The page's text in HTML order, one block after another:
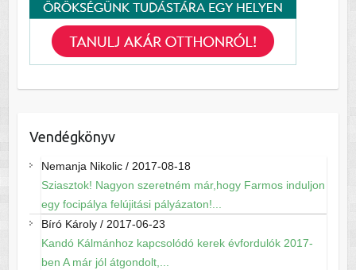
Vendégkönyv
Nemanja Nikolic/ 2017-08-18
Sziasztok! Nagyon szeretném már,hogy Farmos induljon
egy focipálya felújitási pályázaton!...
Bíró Károly/ 2017-06-23
Kandó Kálmánhoz kapcsolódó kerek évfordulók 2017-
ben A már jól átgondolt,...